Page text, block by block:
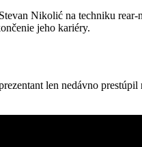
Nikolić na techniku
jeho kariéry.
len nedávno